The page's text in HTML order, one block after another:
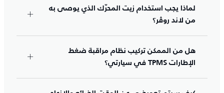
لماذا يجب استخدام زيت المحرّك الذي يوصى به
من لاند روڤر؟
هل من الممكن تركيب نظام مراقبة ضغط
الإطارات TPMS في سيارتي؟